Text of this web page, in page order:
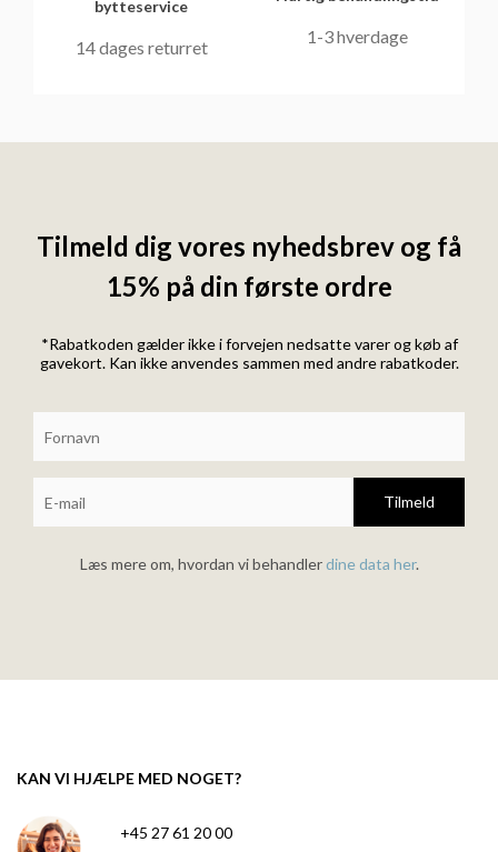
bytteservice
14 dages returret
1-3 hverdage
Tilmeld dig vores nyhedsbrev og få
15% på din første ordre
*Rabatkoden gælder ikke i forvejen nedsatte varer og køb af
gavekort. Kan ikke anvendes sammen med andre rabatkoder.
Tilmeld
Læs mere om, hvordan vi behandlerdine data her.
KAN VI HJÆLPE MED NOGET?
+45 27 61 20 00